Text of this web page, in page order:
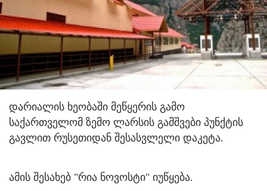
დარიალის ხეობაში მეწყერის გამო
საქართველომ ზემო ლარსის გამშვები პუნქტის
გავლით რუსეთიდან შესასვლელი დაკეტა.
ამის შესახებ "რია ნოვოსტი" იუწყება.